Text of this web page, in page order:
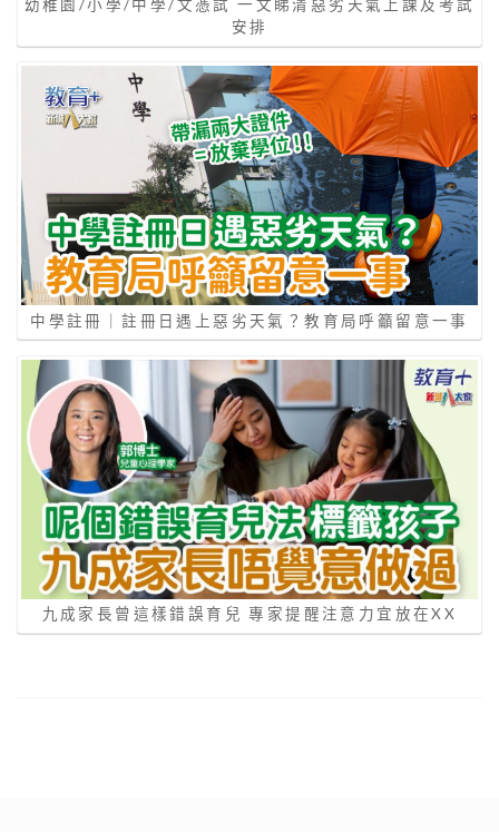
幼稚園/小學/中學/文憑試 一文睇清惡劣天氣上課及考試
安排
中學註冊｜註冊日遇上惡劣天氣？教育局呼籲留意一事
九成家長曾這樣錯誤育兒 專家提醒注意力宜放在XX